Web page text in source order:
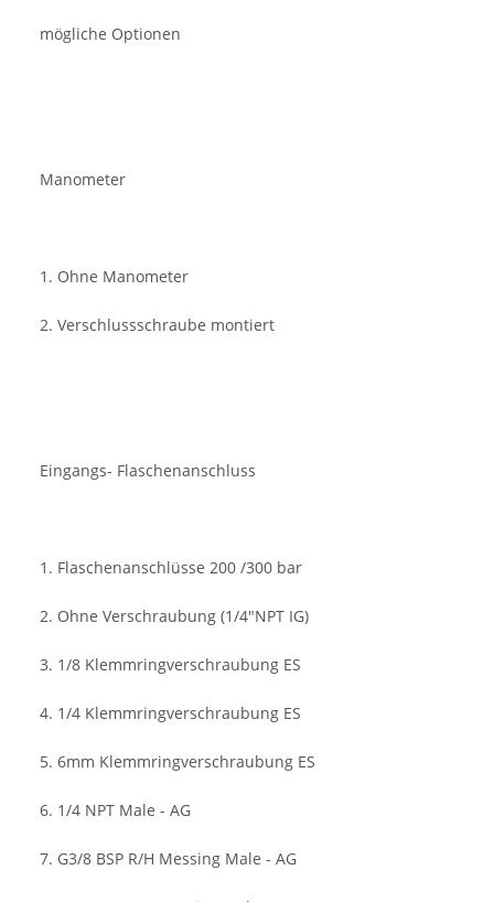
mögliche Optionen
Manometer
1. Ohne Manometer
2. Verschlussschraube montiert
Eingangs- Flaschenanschluss
1. Flaschenanschlüsse 200 /300 bar
2. Ohne Verschraubung (1/4"NPT IG)
3. 1/8 Klemmringverschraubung ES
4. 1/4 Klemmringverschraubung ES
5. 6mm Klemmringverschraubung ES
6. 1/4 NPT Male - AG
7. G3/8 BSP R/H Messing Male - AG